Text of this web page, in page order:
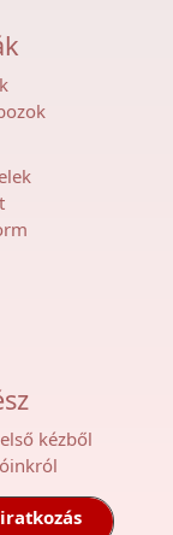
kézből